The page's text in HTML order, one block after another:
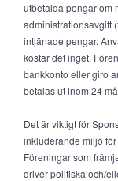
utbetalda pengar om
administrationsavgift
intjänade pengar.
kostar det inget.
bankkonto eller giro
betalas ut inom 24
Det är viktigt för
inkluderande miljö
Föreningar som
driver politiska och/